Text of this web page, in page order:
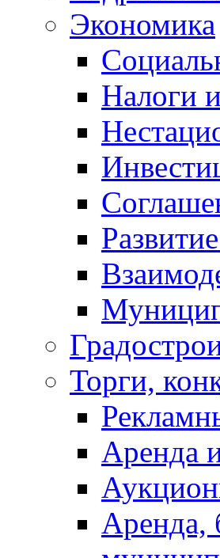
Экономика
Налоги
Торги,
Аренда
Аренда,